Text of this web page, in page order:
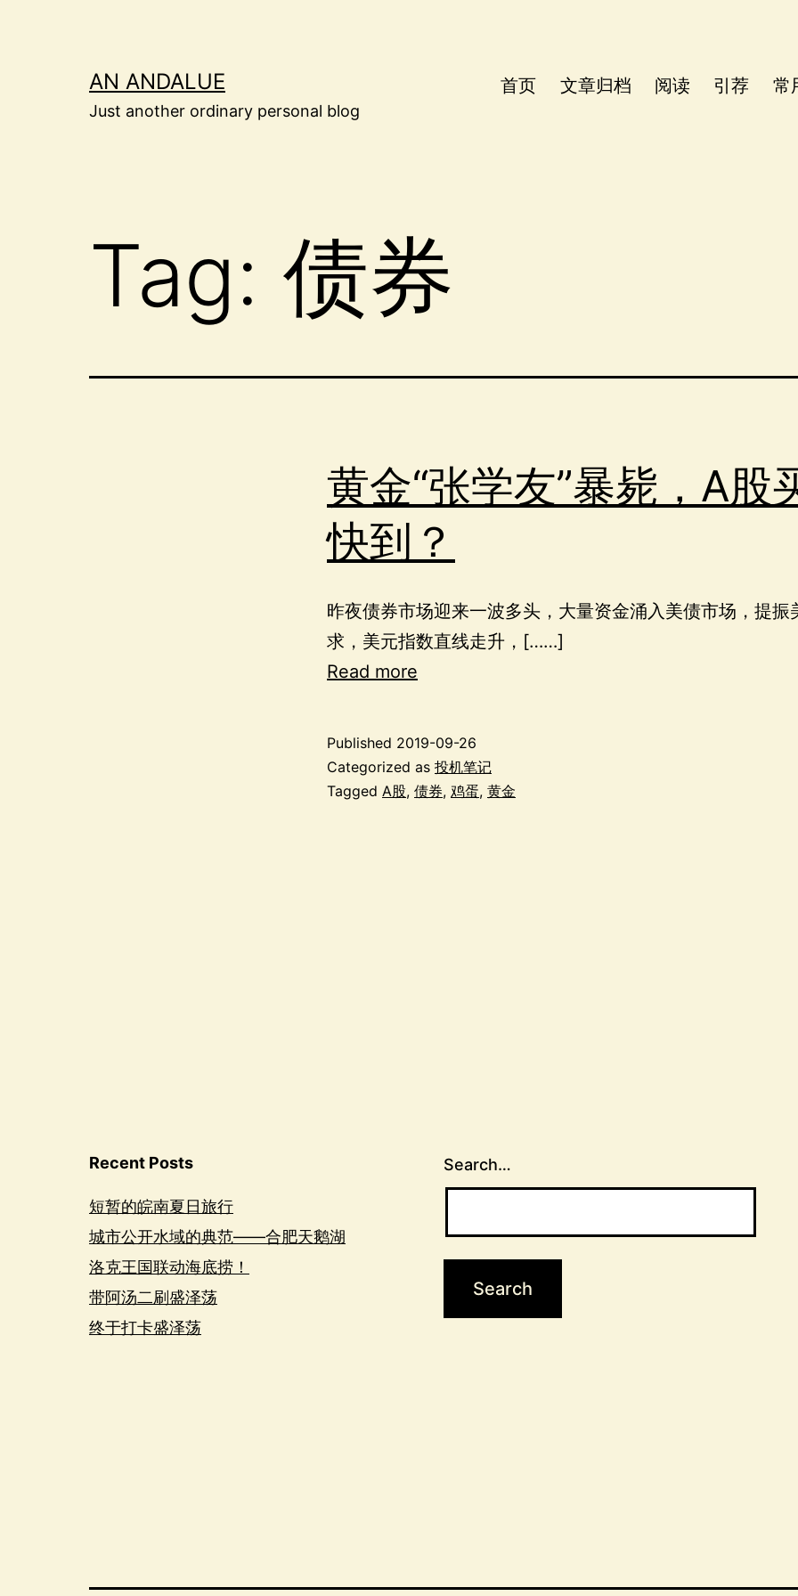
AN ANDALUE
Just another ordinary personal blog
首页 文章归档 阅读 引荐 常
Tag: 债券
黄金“张学友”暴毙，A股
快到？
昨夜债券市场迎来一波多头，大量资金涌入美债市场，提振
求，美元指数直线走升，[……]
Read more
Published 2019-09-26
Categorized as 投机笔记
Tagged A股, 债券, 鸡蛋, 黄金
Recent Posts
短暂的皖南夏日旅行
城市公开水域的典范——合肥天鹅湖
洛克王国联动海底捞！
带阿汤二刷盛泽荡
终于打卡盛泽荡
Search…